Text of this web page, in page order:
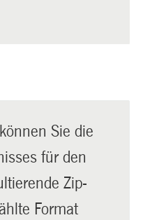
Sie die
für den
Zip-
Format